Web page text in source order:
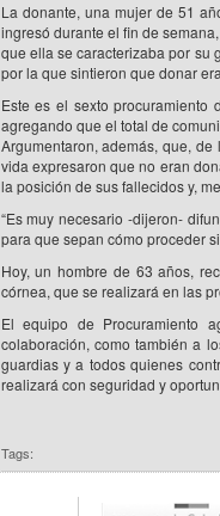
La donante, una mujer de 51
ingresó durante el fin de
que ella se caracterizaba por su
por la que sintieron que donar
Este es el sexto
agregando que el total de
Argumentaron, además, que,
vida expresaron que no eran
la posición de sus fallecidos y,
“Es muy necesario -dijeron-
para que sepan cómo proceder
Hoy, un hombre de 63 años,
córnea, que se realizará en las
El equipo de Procuramiento
colaboración, como también a
guardias y a todos quienes
realizará con seguridad y
Tags: